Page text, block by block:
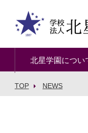
北星学園につい
TOP NEWS